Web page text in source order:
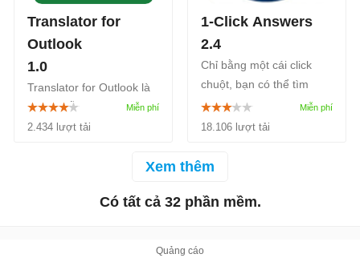
Translator for
Outlook
1.0
Translator for Outlook là
add-in hỗ trợ dịch văn
bản trên các chương
Translator cung cấp cho
đơn giản để dịch và đọc
2.434 lượt tải
1-Click Answers
2.4
Chỉ bằng một cái click
chuột, bạn có thể tìm
thấy những thông tin
mình cần một cách hết
chóng, đặc biệt trong các
học.
18.106 lượt tải
Xem thêm
Có tất cả 32 phần mềm.